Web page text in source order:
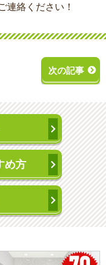
連絡ください！
次の記事
め方